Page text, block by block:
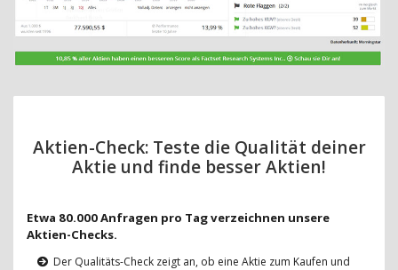
Aktien-Check: Teste die Qualität deiner
Aktie und finde besser Aktien!
Etwa 80.000 Anfragen pro Tag verzeichnen unsere
Aktien-Checks.
Der Qualitäts-Check zeigt an, ob eine Aktie zum Kaufen und